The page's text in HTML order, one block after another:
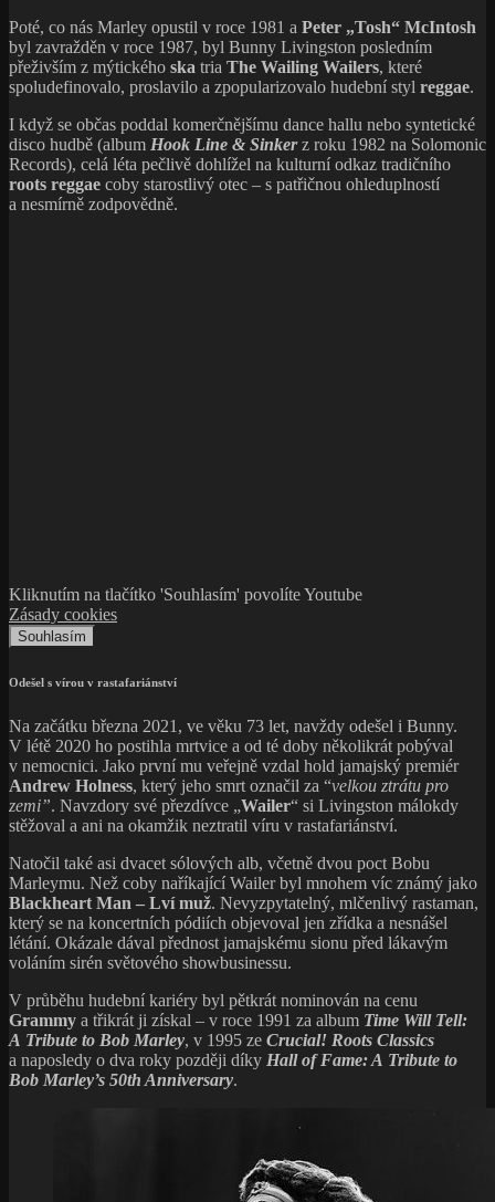
Poté, co nás Marley opustil v roce 1981 a Peter „Tosh“ McIntosh
byl zavražděn v roce 1987, byl Bunny Livingston posledním
přeživším z mýtického ska tria The Wailing Wailers, které
spoludefinovalo, proslavilo a zpopularizovalo hudební styl reggae.
I když se občas poddal komerčnějšímu dance hallu nebo syntetické
disco hudbě (album Hook Line & Sinkerz roku 1982 na Solomonic
Records), celá léta pečlivě dohlížel na kulturní odkaz tradičního
roots reggae coby starostlivý otec – s patřičnou ohleduplností
a nesmírně zodpovědně.
Kliknutím na tlačítko 'Souhlasím' povolíte Youtube
Zásady cookies
Souhlasím
Odešel s vírou v rastafariánství
Na začátku března 2021, ve věku 73 let, navždy odešel i Bunny.
V létě 2020 ho postihla mrtvice a od té doby několikrát pobýval
v nemocnici. Jako první mu veřejně vzdal hold jamajský premiér
Andrew Holness, který jeho smrt označil za “velkou ztrátu pro
zemi”. Navzdory své přezdívce „Wailer“ si Livingston málokdy
stěžoval a ani na okamžik neztratil víru v rastafariánství.
Natočil také asi dvacet sólových alb, včetně dvou poct Bobu
Marleymu. Než coby naříkající Wailer byl mnohem víc známý jako
Blackheart Man – Lví muž. Nevyzpytatelný, mlčenlivý rastaman,
který se na koncertních pódiích objevoval jen zřídka a nesnášel
létání. Okázale dával přednost jamajskému sionu před lákavým
voláním sirén světového showbusinessu.
V průběhu hudební kariéry byl pětkrát nominován na cenu
Grammy a třikrát ji získal – v roce 1991 za album Time Will Tell:
A Tribute to Bob Marley, v 1995 ze Crucial! Roots Classics
a naposledy o dva roky později díky Hall of Fame: A Tribute to
Bob Marley’s 50th Anniversary.